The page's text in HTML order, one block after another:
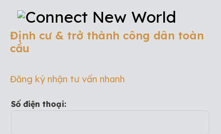
Định cư & trở thành công dân toàn
cầu
Đăng ký nhận tư vấn nhanh
Số điện thoại: